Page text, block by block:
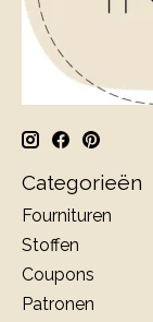
Categorieën
Fournituren
Stoffen
Coupons
Patronen